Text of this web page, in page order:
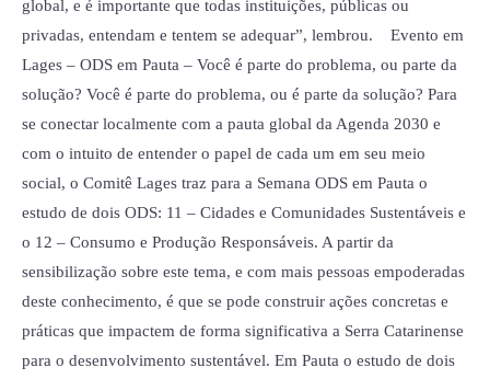
global, e é importante que todas instituições, públicas ou
privadas, entendam e tentem se adequar”, lembrou. Evento em
Lages – ODS em Pauta – Você é parte do problema, ou parte da
solução? Você é parte do problema, ou é parte da solução? Para
se conectar localmente com a pauta global da Agenda 2030 e
com o intuito de entender o papel de cada um em seu meio
social, o Comitê Lages traz para a Semana ODS em Pauta o
estudo de dois ODS: 11 – Cidades e Comunidades Sustentáveis e
o 12 – Consumo e Produção Responsáveis. A partir da
sensibilização sobre este tema, e com mais pessoas empoderadas
deste conhecimento, é que se pode construir ações concretas e
práticas que impactem de forma significativa a Serra Catarinense
para o desenvolvimento sustentável. Em Pauta o estudo de dois